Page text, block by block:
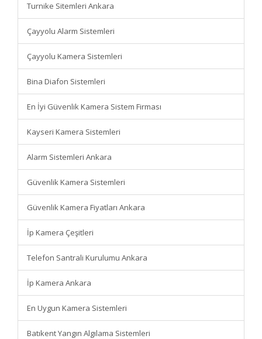
Turnike Sitemleri Ankara
Çayyolu Alarm Sistemleri
Çayyolu Kamera Sistemleri
Bina Diafon Sistemleri
En İyi Güvenlik Kamera Sistem Firması
Kayseri Kamera Sistemleri
Alarm Sistemleri Ankara
Güvenlik Kamera Sistemleri
Güvenlik Kamera Fiyatları Ankara
İp Kamera Çeşitleri
Telefon Santrali Kurulumu Ankara
İp Kamera Ankara
En Uygun Kamera Sistemleri
Batıkent Yangın Algılama Sistemleri